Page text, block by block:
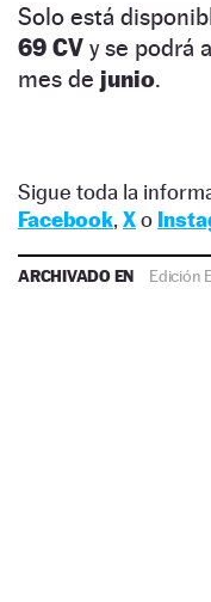
Solo está
69 CV y se podrá
mes de junio.
Sigue toda la
Facebook, Xo
ARCHIVADO EN Edición